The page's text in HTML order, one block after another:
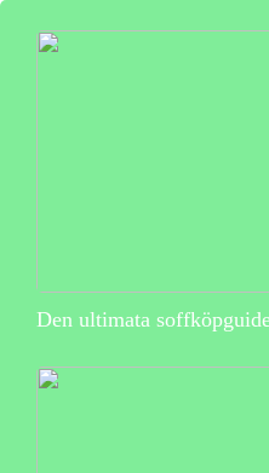
Den ultimata